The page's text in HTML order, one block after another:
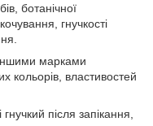
ботанічної
гнучкості
марками
кольорів, властивостей
після запікання,